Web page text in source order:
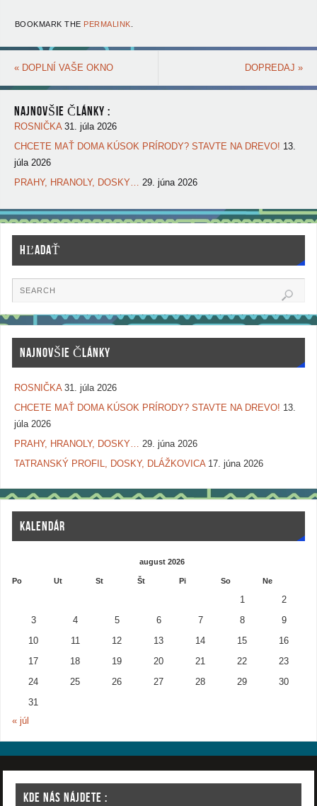
BOOKMARK THE PERMALINK
«DOPLNÍ VAŠE OKNO DOPREDAJ»
NAJNOVŠIE ČLÁNKY :
ROSNIČKA 31. júla 2026
CHCETE MAŤ DOMA KÚSOK PRÍRODY? STAVTE NA DREVO! 13.
júla 2026
PRAHY, HRANOLY, DOSKY… 29. júna 2026
HĽADAŤ
NAJNOVŠIE ČLÁNKY
ROSNIČKA 31. júla 2026
CHCETE MAŤ DOMA KÚSOK PRÍRODY? STAVTE NA DREVO! 13.
júla 2026
PRAHY, HRANOLY, DOSKY… 29. júna 2026
TATRANSKÝ PROFIL, DOSKY, DLÁŽKOVICA 17. júna 2026
KALENDÁR
august 2026
Po Ut St Št Pi So Ne
1 2
3 4 5 6 7 8 9
10 11 12 13 14 15 16
17 18 19 20 21 22 23
24 25 26 27 28 29 30
31
« júl
KDE NÁS NÁJDETE :